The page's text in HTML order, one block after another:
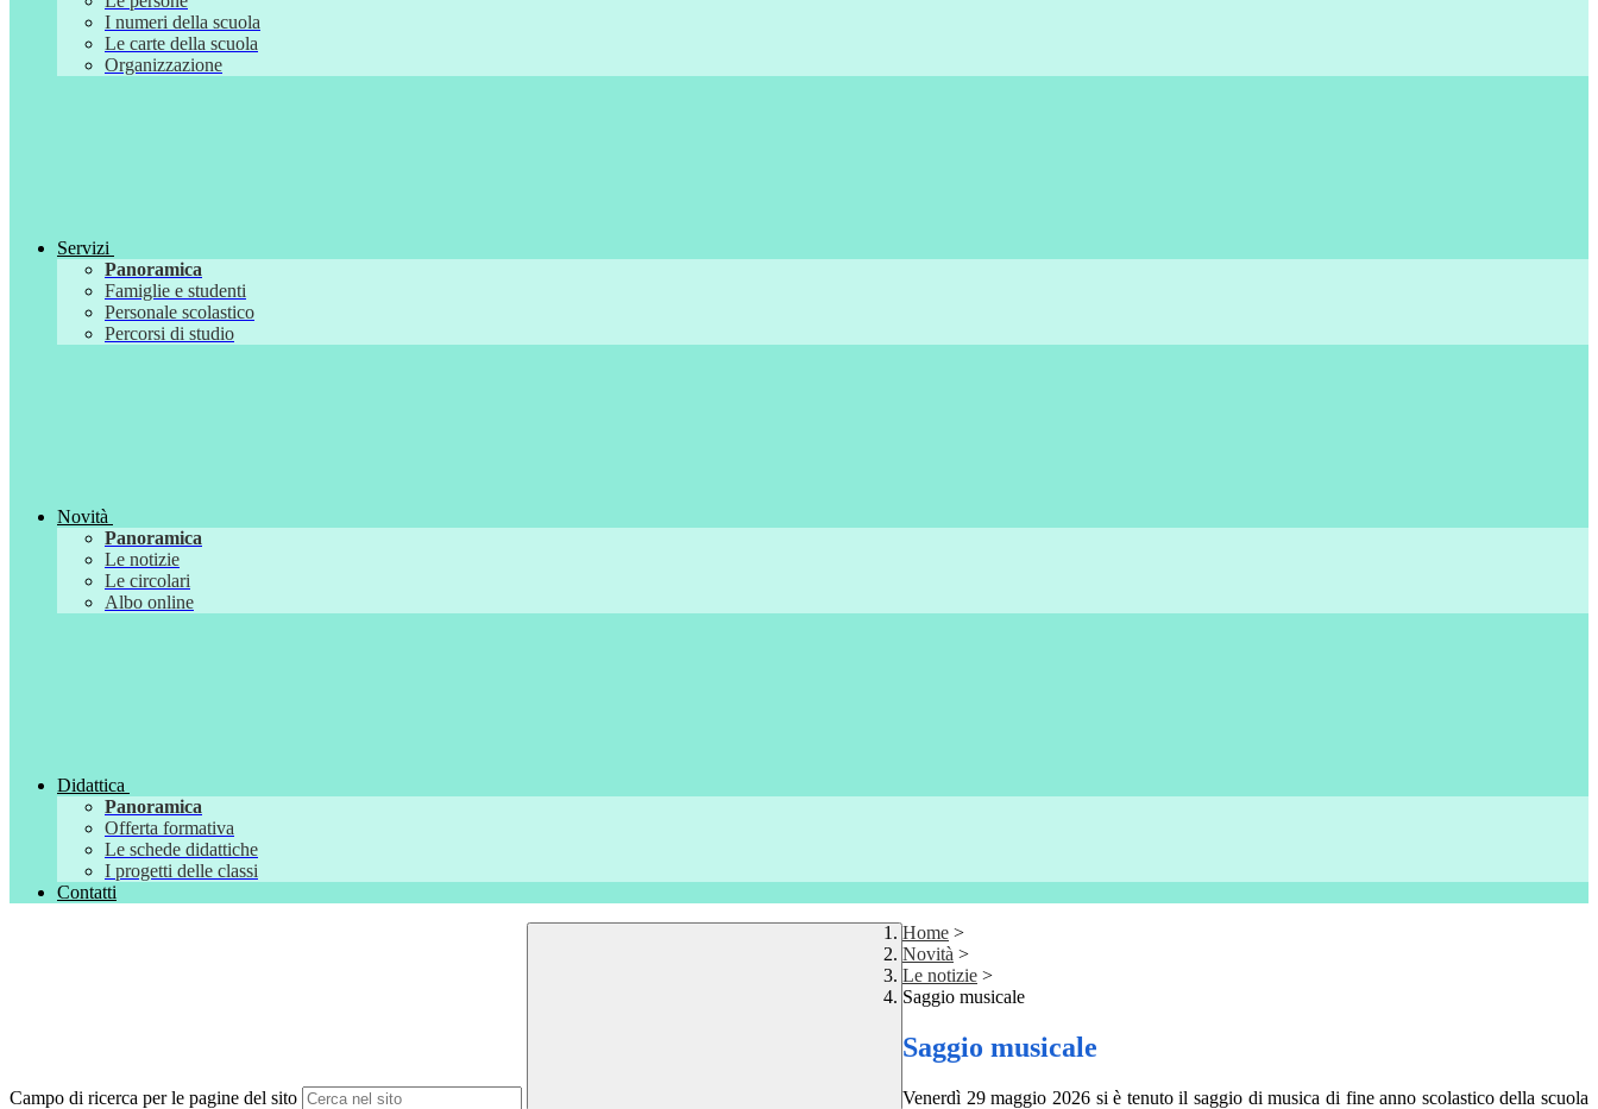
I numeri della scuola
Le carte della scuola
Organizzazione
Servizi
Panoramica
Famiglie e studenti
Personale scolastico
Percorsi di studio
Novità
Panoramica
Le notizie
Le circolari
Albo online
Didattica
Panoramica
Offerta formativa
Le schede didattiche
I progetti delle classi
Contatti
Campo di ricerca per le pagine del sito
Home >
Novità >
Le notizie >
Saggio musicale
Saggio musicale
Venerdì 29 maggio 2026 si è tenuto il saggio di musica di fine anno scolastico della scuola